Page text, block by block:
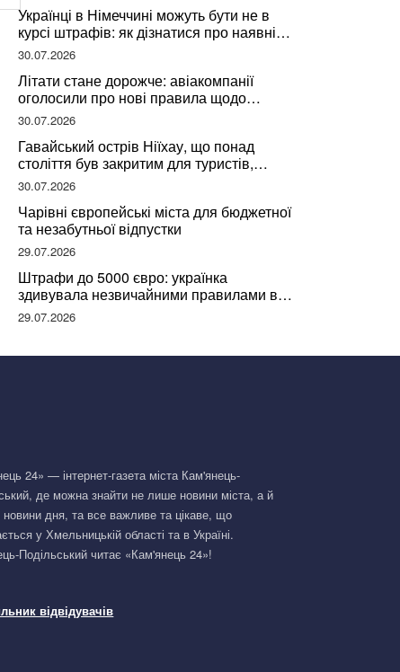
Українці в Німеччині можуть бути не в
курсі штрафів: як дізнатися про наявні
борги
30.07.2026
Літати стане дорожче: авіакомпанії
оголосили про нові правила щодо
вибору місць
30.07.2026
Гавайський острів Ніїхау, що понад
століття був закритим для туристів,
починає приймати перших відвідувачів
30.07.2026
Чарівні європейські міста для бюджетної
та незабутньої відпустки
29.07.2026
Штрафи до 5000 євро: українка
здивувала незвичайними правилами в
Німеччині та поділилася правдою
29.07.2026
24» — інтернет-газета міста Кам'янець-
де можна знайти не лише новини міста, а й
новини дня, та все важливе та цікаве, що
у Хмельницькій області та в Україні.
Подільський читає «Кам'янець 24»!